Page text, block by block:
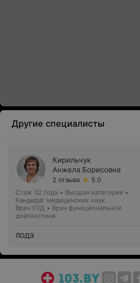
Другие специалисты
Кирильчук
Анжела Борисовна
2 отзыва
5.0
Стаж 32 года • Высшая категория •
Кандидат медицинских наук
Врач УЗД • Врач функциональной
диагностики
ЛОДЭ